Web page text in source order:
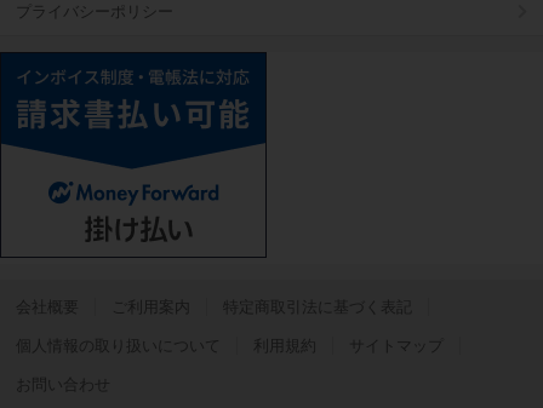
プライバシーポリシー
会社概要 ご利用案内 特定商取引法に基づく表記
個人情報の取り扱いについて 利用規約 サイトマップ
お問い合わせ